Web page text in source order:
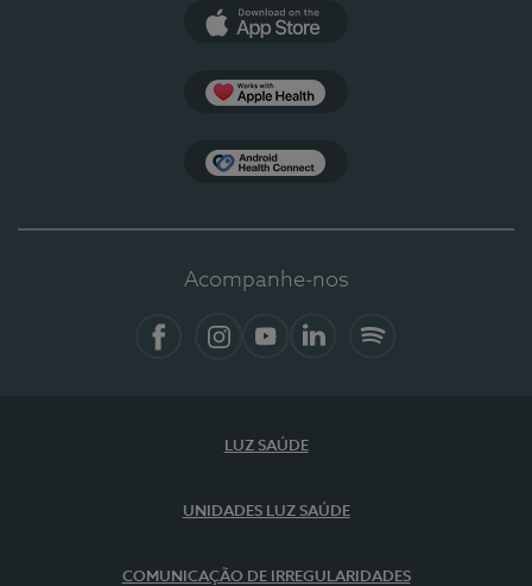
Acompanhe-nos
LUZ SAÚDE
UNIDADES LUZ SAÚDE
COMUNICAÇÃO DE IRREGULARIDADES